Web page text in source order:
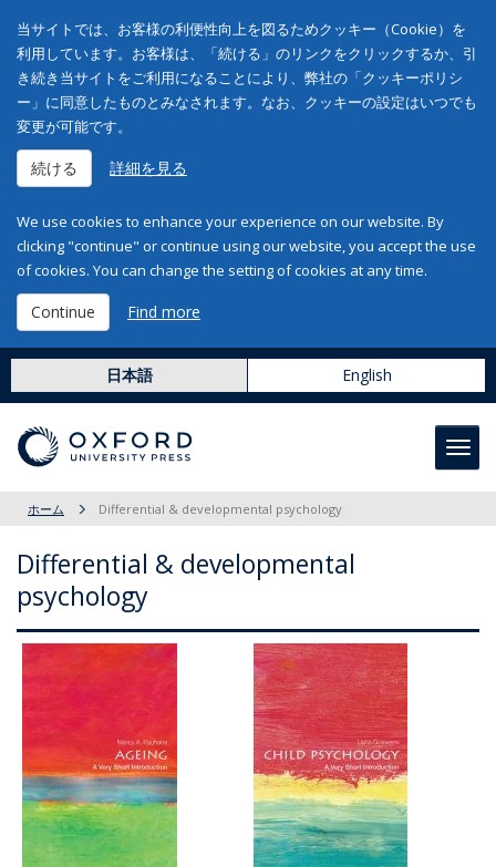
当サイトでは、お客様の利便性向上を図るためクッキー（Cookie）を
利用しています。お客様は、「続ける」のリンクをクリックするか、引
き続き当サイトをご利用になることにより、弊社の「クッキーポリシ
ー」に同意したものとみなされます。なお、クッキーの設定はいつでも
変更が可能です。
続ける 詳細を見る
We use cookies to enhance your experience on our website. By
clicking "continue" or continue using our website, you accept the use
of cookies. You can change the setting of cookies at any time.
Continue Find more
日本語 English
ホーム Differential & developmental psychology
Differential & developmental
psychology